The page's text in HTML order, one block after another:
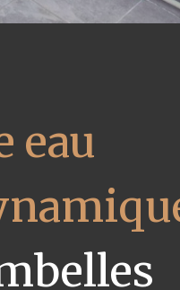
eau